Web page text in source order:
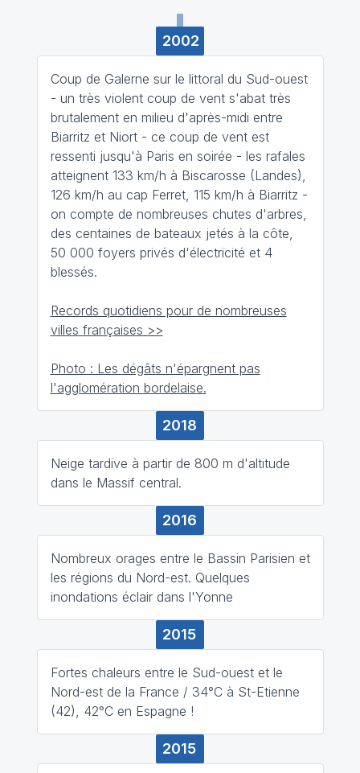
2002
Coup de Galerne sur le littoral du Sud-ouest
- un très violent coup de vent s'abat très
brutalement en milieu d'après-midi entre
Biarritz et Niort - ce coup de vent est
ressenti jusqu'à Paris en soirée - les rafales
atteignent 133 km/h à Biscarosse (Landes),
126 km/h au cap Ferret, 115 km/h à Biarritz -
on compte de nombreuses chutes d'arbres,
des centaines de bateaux jetés à la côte,
50 000 foyers privés d'électricité et 4
blessés.
Records quotidiens pour de nombreuses
villes françaises >>
Photo : Les dégâts n'épargnent pas
l'agglomération bordelaise.
2018
Neige tardive à partir de 800 m d'altitude
dans le Massif central.
2016
Nombreux orages entre le Bassin Parisien et
les régions du Nord-est. Quelques
inondations éclair dans l'Yonne
2015
Fortes chaleurs entre le Sud-ouest et le
Nord-est de la France / 34°C à St-Etienne
(42), 42°C en Espagne !
2015